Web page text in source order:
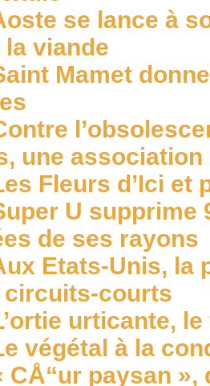
se lance à
viande
Mamet
une
Fleurs d’Ici et
U supprime
de ses rayons
Etats-Unis, la
courts
urticante,
végétal à la
CÅ“ur paysan